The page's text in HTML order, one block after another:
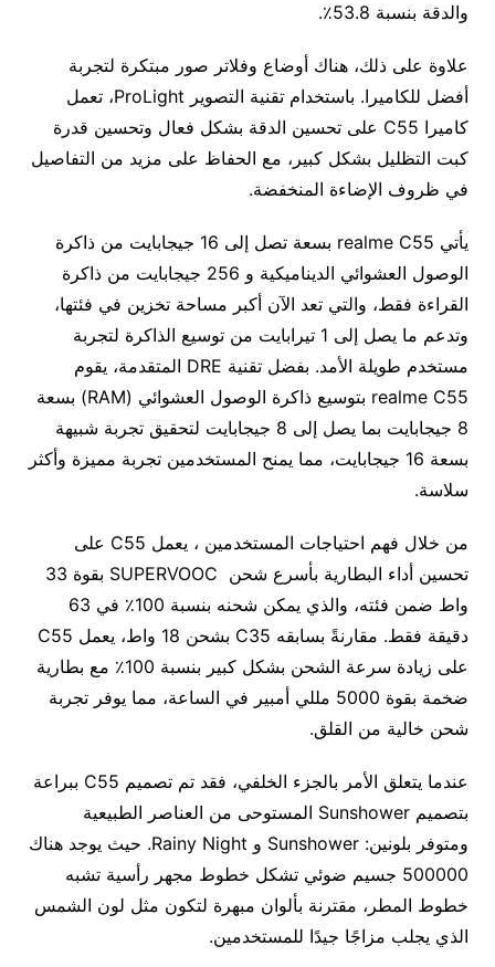
والدقة بنسبة 53.8٪.
علاوة على ذلك، هناك أوضاع وفلاتر صور مبتكرة لتجربة
أفضل للكاميرا. باستخدام تقنية التصوير ProLight، تعمل
كاميرا C55 على تحسين الدقة بشكل فعال وتحسين قدرة
كبت التظليل بشكل كبير، مع الحفاظ على مزيد من التفاصيل
في ظروف الإضاءة المنخفضة.
يأتي realme C55 بسعة تصل إلى 16 جيجابايت من ذاكرة
الوصول العشوائي الديناميكية و 256 جيجابايت من ذاكرة
القراءة فقط، والتي تعد الآن أكبر مساحة تخزين في فئتها،
وتدعم ما يصل إلى 1 تيرابايت من توسيع الذاكرة لتجربة
مستخدم طويلة الأمد. بفضل تقنية DRE المتقدمة، يقوم
realme C55 بتوسيع ذاكرة الوصول العشوائي (RAM) بسعة
8 جيجابايت بما يصل إلى 8 جيجابايت لتحقيق تجربة شبيهة
بسعة 16 جيجابايت، مما يمنح المستخدمين تجربة مميزة وأكثر
سلاسة.
من خلال فهم احتياجات المستخدمين ، يعمل C55 على
تحسين أداء البطارية بأسرع شحن SUPERVOOC بقوة 33
واط ضمن فئته، والذي يمكن شحنه بنسبة 100٪ في 63
دقيقة فقط. مقارنةً بسابقه C35 بشحن 18 واط، يعمل C55
على زيادة سرعة الشحن بشكل كبير بنسبة 100٪ مع بطارية
ضخمة بقوة 5000 مللي أمبير في الساعة، مما يوفر تجربة
شحن خالية من القلق.
عندما يتعلق الأمر بالجزء الخلفي، فقد تم تصميم C55 ببراعة
بتصميم Sunshower المستوحى من العناصر الطبيعية
ومتوفر بلونين: Sunshower و Rainy Night. حيث يوجد هناك
500000 جسيم ضوئي تشكل خطوط مجهر رأسية تشبه
خطوط المطر، مقترنة بألوان مبهرة لتكون مثل لون الشمس
الذي يجلب مزاجًا جيدًا للمستخدمين.